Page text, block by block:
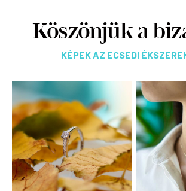
Köszönjük a
KÉPEK AZ ECSEDI